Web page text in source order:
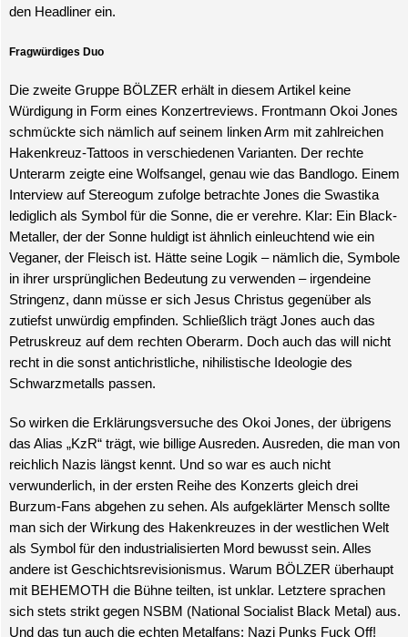
den Headliner ein.
Fragwürdiges Duo
Die zweite Gruppe BÖLZER erhält in diesem Artikel keine
Würdigung in Form eines Konzertreviews. Frontmann Okoi Jones
schmückte sich nämlich auf seinem linken Arm mit zahlreichen
Hakenkreuz-Tattoos in verschiedenen Varianten. Der rechte
Unterarm zeigte eine Wolfsangel, genau wie das Bandlogo. Einem
Interview auf Stereogum zufolge betrachte Jones die Swastika
lediglich als Symbol für die Sonne, die er verehre. Klar: Ein Black-
Metaller, der der Sonne huldigt ist ähnlich einleuchtend wie ein
Veganer, der Fleisch ist. Hätte seine Logik – nämlich die, Symbole
in ihrer ursprünglichen Bedeutung zu verwenden – irgendeine
Stringenz, dann müsse er sich Jesus Christus gegenüber als
zutiefst unwürdig empfinden. Schließlich trägt Jones auch das
Petruskreuz auf dem rechten Oberarm. Doch auch das will nicht
recht in die sonst antichristliche, nihilistische Ideologie des
Schwarzmetalls passen.
So wirken die Erklärungsversuche des Okoi Jones, der übrigens
das Alias „KzR“ trägt, wie billige Ausreden. Ausreden, die man von
reichlich Nazis längst kennt. Und so war es auch nicht
verwunderlich, in der ersten Reihe des Konzerts gleich drei
Burzum-Fans abgehen zu sehen. Als aufgeklärter Mensch sollte
man sich der Wirkung des Hakenkreuzes in der westlichen Welt
als Symbol für den industrialisierten Mord bewusst sein. Alles
andere ist Geschichtsrevisionismus. Warum BÖLZER überhaupt
mit BEHEMOTH die Bühne teilten, ist unklar. Letztere sprachen
sich stets strikt gegen NSBM (National Socialist Black Metal) aus.
Und das tun auch die echten Metalfans: Nazi Punks Fuck Off!